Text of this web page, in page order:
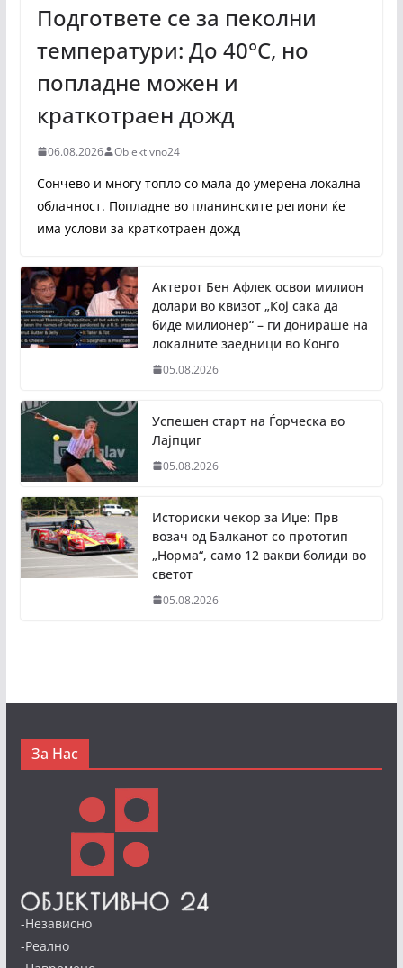
Подгответе се за пеколни
температури: До 40°C, но
попладне можен и
краткотраен дожд
06.08.2026 Objektivno24
Сончево и многу топло со мала до умерена локална
облачност. Попладне во планинските региони ќе
има услови за краткотраен дожд
Актерот Бен Афлек освои милион
долари во квизот „Кој сака да
биде милионер“ – ги донираше на
локалните заедници во Конго
05.08.2026
Успешен старт на Ѓорческа во
Лајпциг
05.08.2026
Историски чекор за Иџе: Прв
возач од Балканот со прототип
„Норма“, само 12 вакви болиди во
светот
05.08.2026
За Нас
-Независно
-Реално